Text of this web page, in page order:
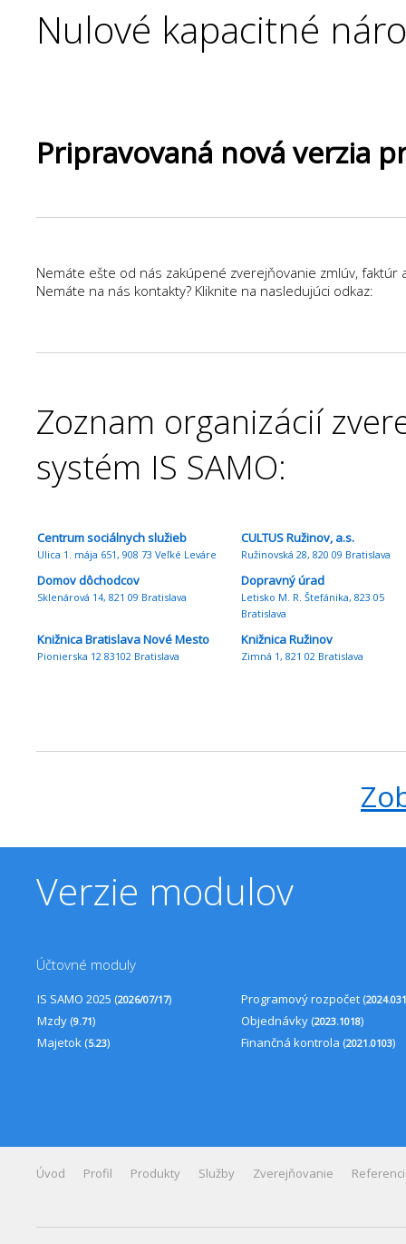
Nulové kapacitné
Pripravovaná nová verzia
Nemáte ešte od nás zakúpené zverejňovanie zmlúv, faktúr
Nemáte na nás kontakty? Kliknite na nasledujúci odkaz:
Zoznam organizácií
systém IS SAMO:
Centrum sociálnych služieb
Ulica 1. mája 651, 908 73 Veľké Leváre
CULTUS Ružinov, a.s.
Ružinovská 28, 820 09 Bratislava
Domov dôchodcov
Sklenárová 14, 821 09 Bratislava
Dopravný úrad
Letisko M. R. Štefánika, 823 05
Bratislava
Knižnica Bratislava Nové Mesto
Pionierska 12 83102 Bratislava
Knižnica Ružinov
Zimná 1, 821 02 Bratislava
Verzie modulov
Účtovné moduly
IS SAMO 2025 (2026/07/17) Programový rozpočet (
Mzdy (9.71) Objednávky (2023.1018)
Majetok (5.23) Finančná kontrola (2021.0103)
Úvod Profil Produkty Služby Zverejňovanie